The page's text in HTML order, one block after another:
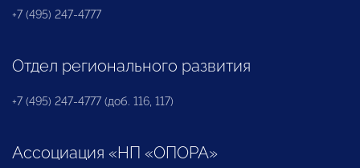
+7 (495) 247-4777
Отдел регионального развития
+7 (495) 247-4777 (доб. 116, 117)
Ассоциация «НП «ОПОРА»